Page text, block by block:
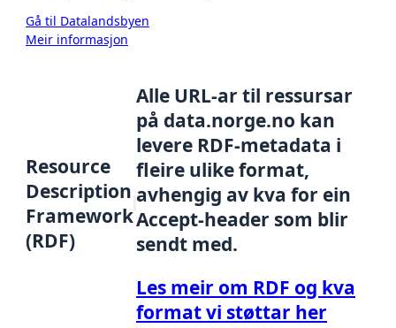
Gå til Datalandsbyen
Meir informasjon
Resource
Description
Framework
(RDF)
Alle URL-ar til ressursar
på data.norge.no kan
levere RDF-metadata i
fleire ulike format,
avhengig av kva for ein
Accept-header som blir
sendt med.
Les meir om RDF og kva
format vi støttar her